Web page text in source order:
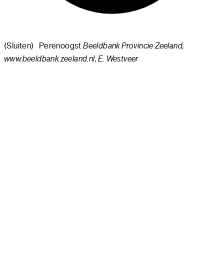
(Sluiten) PerenoogstBeeldbank Provincie Zeeland,
www.beeldbank.zeeland.nl, E. Westveer